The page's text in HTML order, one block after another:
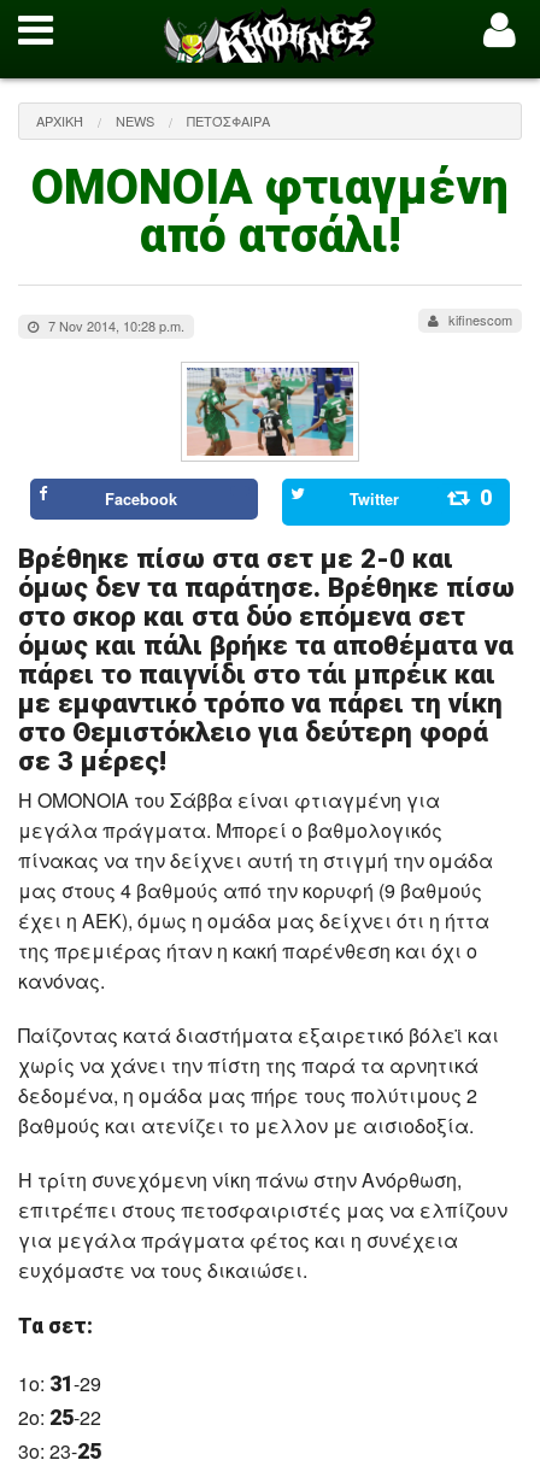
ΑΡΧΙΚΉ NEWS ΠΕΤΌΣΦΑΙΡΑ
ΟΜΟΝΟΙΑ φτιαγμένη
από ατσάλι!
7 Nov 2014, 10:28 p.m. kifinescom
Facebook Twitter 0
Βρέθηκε πίσω στα σετ με 2-0 και
όμως δεν τα παράτησε. Βρέθηκε πίσω
στο σκορ και στα δύο επόμενα σετ
όμως και πάλι βρήκε τα αποθέματα να
πάρει το παιγνίδι στο τάι μπρέικ και
με εμφαντικό τρόπο να πάρει τη νίκη
στο Θεμιστόκλειο για δεύτερη φορά
σε 3 μέρες!
Η ΟΜΟΝΟΙΑ του Σάββα είναι φτιαγμένη για
μεγάλα πράγματα. Μπορεί ο βαθμολογικός
πίνακας να την δείχνει αυτή τη στιγμή την ομάδα
μας στους 4 βαθμούς από την κορυφή (9 βαθμούς
έχει η ΑΕΚ), όμως η ομάδα μας δείχνει ότι η ήττα
της πρεμιέρας ήταν η κακή παρένθεση και όχι ο
κανόνας.
Παίζοντας κατά διαστήματα εξαιρετικό βόλεϊ και
χωρίς να χάνει την πίστη της παρά τα αρνητικά
δεδομένα, η ομάδα μας πήρε τους πολύτιμους 2
βαθμούς και ατενίζει το μελλον με αισιοδοξία.
Η τρίτη συνεχόμενη νίκη πάνω στην Ανόρθωση,
επιτρέπει στους πετοσφαιριστές μας να ελπίζουν
για μεγάλα πράγματα φέτος και η συνέχεια
ευχόμαστε να τους δικαιώσει.
Τα σετ:
1ο: 31-29
2ο: 25-22
3ο: 23-25